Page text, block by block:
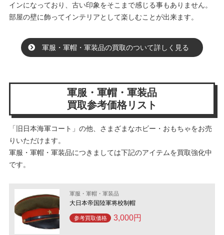
インになっており、古い印象をそこまで感じる事もありません。
部屋の壁に飾ってインテリアとして楽しむことが出来ます。
軍服・軍帽・軍装品の買取のついて詳しく見る
軍服・軍帽・軍装品
買取参考価格リスト
「旧日本海軍コート」の他、さまざまなホビー・おもちゃをお売
りいただけます。
軍服・軍帽・軍装品につきましては下記のアイテムを買取強化中
です。
軍服・軍帽・軍装品
大日本帝国陸軍将校制帽
参考買取価格 3,000円